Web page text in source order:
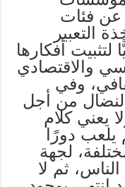
عن فئات
التعبير
لتثبيت أفكارها
والاقتصادي
وفي
من أجل
يعني كلام
يلعب دورًا
لجهة
ثم لا